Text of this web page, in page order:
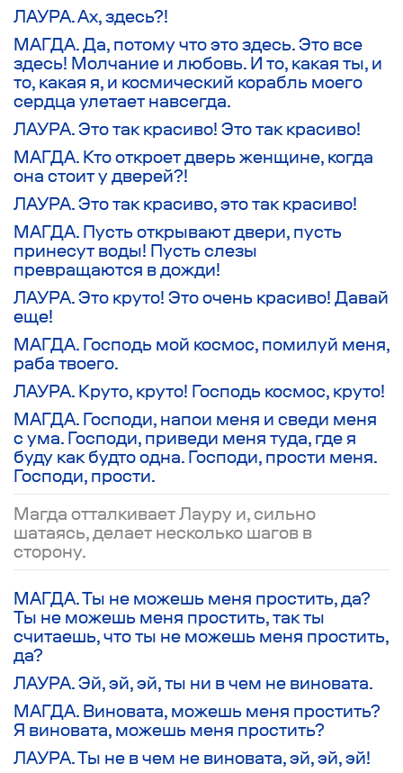
ЛАУРА. Ах, здесь?!
МАГДА. Да, потому что это здесь. Это все
здесь! Молчание и любовь. И то, какая ты, и
то, какая я, и космический корабль моего
сердца улетает навсегда.
ЛАУРА. Это так красиво! Это так красиво!
МАГДА. Кто откроет дверь женщине, когда
она стоит у дверей?!
ЛАУРА. Это так красиво, это так красиво!
МАГДА. Пусть открывают двери, пусть
принесут воды! Пусть слезы
превращаются в дожди!
ЛАУРА. Это круто! Это очень красиво! Давай
еще!
МАГДА. Господь мой космос, помилуй меня,
раба твоего.
ЛАУРА. Круто, круто! Господь космос, круто!
МАГДА. Господи, напои меня и сведи меня
с ума. Господи, приведи меня туда, где я
буду как будто одна. Господи, прости меня.
Господи, прости.
Магда отталкивает Лауру и, сильно
шатаясь, делает несколько шагов в
сторону.
МАГДА. Ты не можешь меня простить, да?
Ты не можешь меня простить, так ты
считаешь, что ты не можешь меня простить,
да?
ЛАУРА. Эй, эй, эй, ты ни в чем не виновата.
МАГДА. Виновата, можешь меня простить?
Я виновата, можешь меня простить?
ЛАУРА. Ты не в чем не виновата, эй, эй, эй!